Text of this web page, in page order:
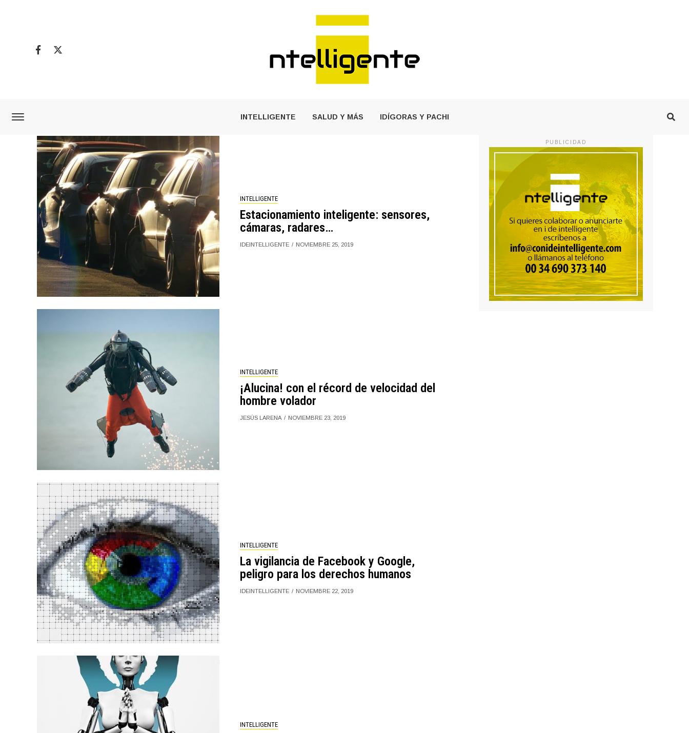
INTELLIGENTE SALUD Y MÁS IDÍGORAS Y PACHI
INTELLIGENTE
Estacionamiento inteligente: sensores,
cámaras, radares…
IDEINTELLIGENTE NOVIEMBRE 25, 2019
INTELLIGENTE
¡Alucina! con el récord de velocidad del
hombre volador
JESÚS LARENA NOVIEMBRE 23, 2019
INTELLIGENTE
La vigilancia de Facebook y Google,
peligro para los derechos humanos
IDEINTELLIGENTE NOVIEMBRE 22, 2019
INTELLIGENTE
PUBLICIDAD